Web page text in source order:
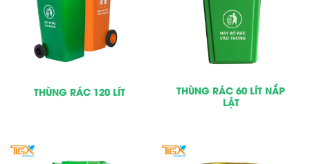
THÙNG RÁC 120 LÍT
THÙNG RÁC 60 LÍT NẮP
LẬT